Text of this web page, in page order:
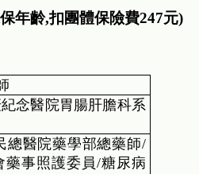
年齡,扣團體保險費247元)
念醫院胃腸肝膽科系
總醫院藥學部總藥師/
藥事照護委員/糖尿病